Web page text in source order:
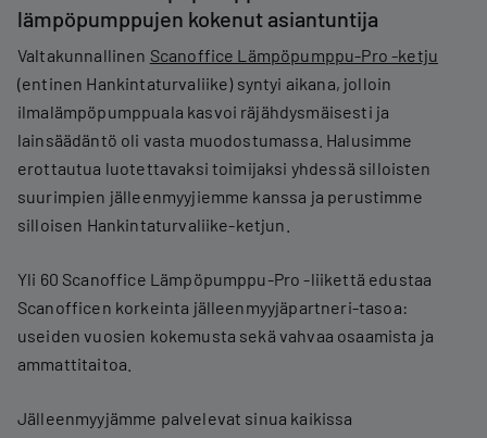
lämpöpumppujen kokenut asiantuntija
Valtakunnallinen Scanoffice Lämpöpumppu-Pro -ketju
(entinen Hankintaturvaliike) syntyi aikana, jolloin
ilmalämpöpumppuala kasvoi räjähdysmäisesti ja
lainsäädäntö oli vasta muodostumassa. Halusimme
erottautua luotettavaksi toimijaksi yhdessä silloisten
suurimpien jälleenmyyjiemme kanssa ja perustimme
silloisen Hankintaturvaliike-ketjun.
Yli 60 Scanoffice Lämpöpumppu-Pro -liikettä edustaa
Scanofficen korkeinta jälleenmyyjäpartneri-tasoa:
useiden vuosien kokemusta sekä vahvaa osaamista ja
ammattitaitoa.
Jälleenmyyjämme palvelevat sinua kaikissa